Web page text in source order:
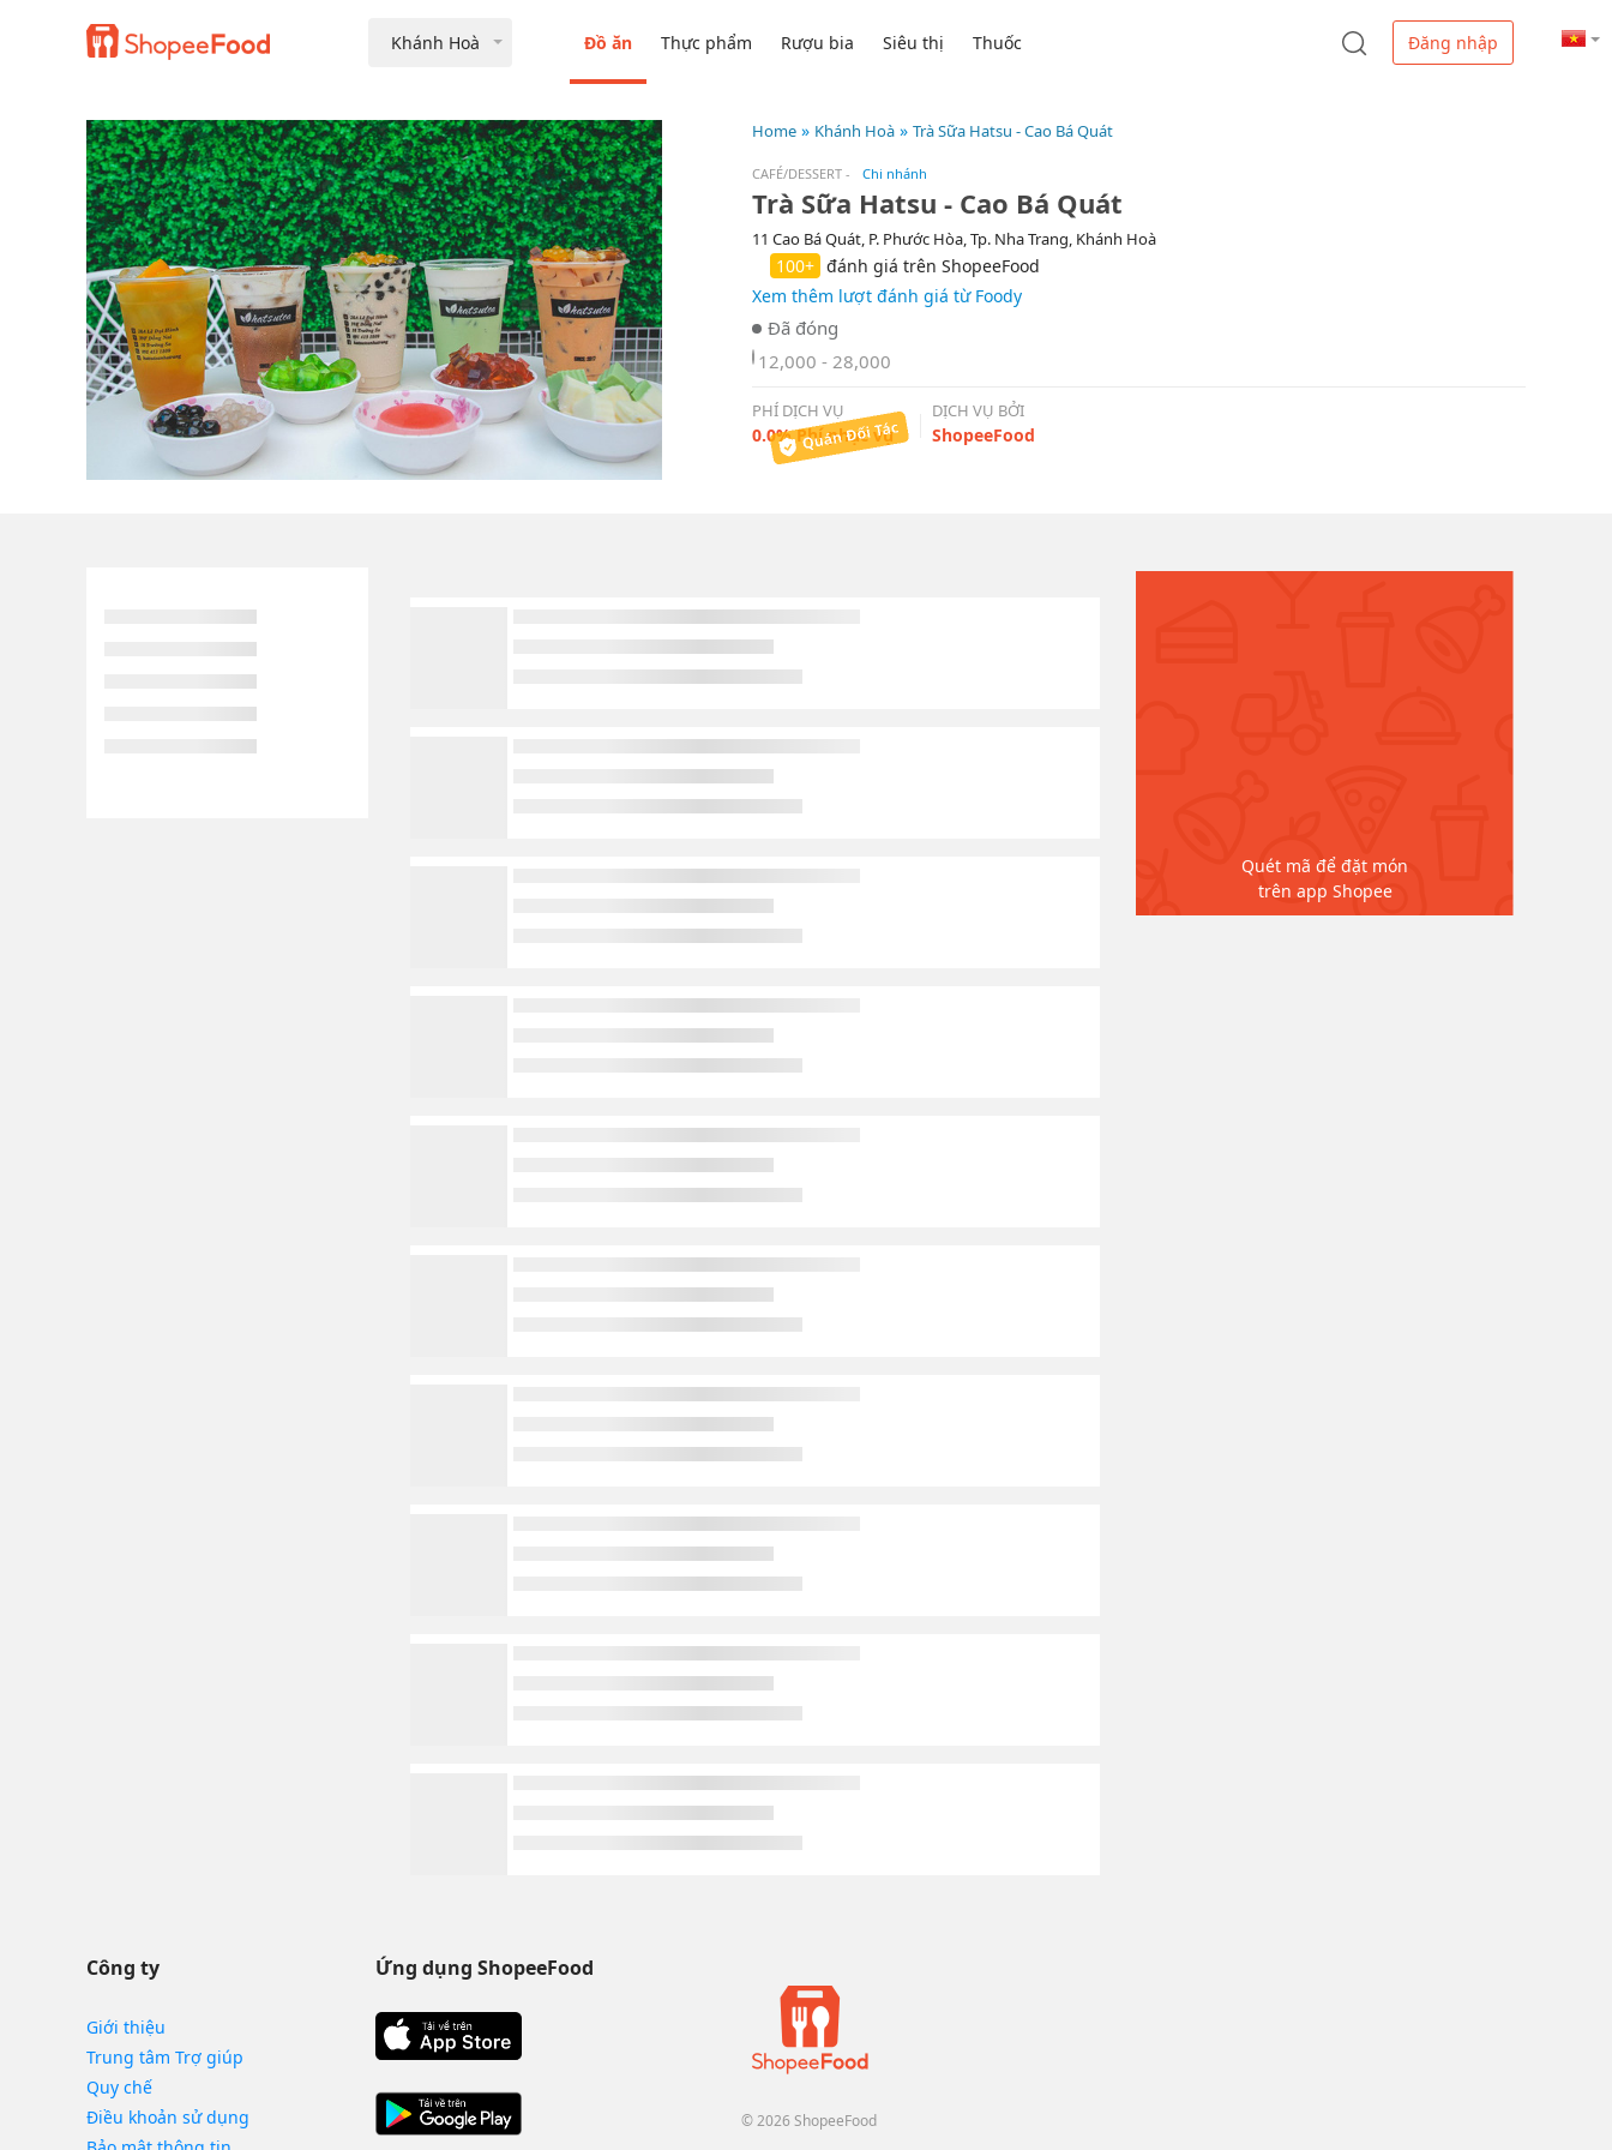
Khánh Hoà Đồ ăn Thực phẩm Rượu bia Siêu thị Thuốc Đăng nhập
Home Khánh Hoà Trà Sữa Hatsu - Cao Bá Quát
CAFÉ/DESSERT - Chi nhánh
Trà Sữa Hatsu - Cao Bá Quát
11 Cao Bá Quát, P. Phước Hòa, Tp. Nha Trang, Khánh Hoà
100+ đánh giá trên ShopeeFood
Xem thêm lượt đánh giá từ Foody
12,000 - 28,000
PHÍ DỊCH VỤ
0.0% Phí phục vụ
DỊCH VỤ BỞI
ShopeeFood
Quét mã để đặt món
trên app Shopee
Công ty
Giới thiệu
Trung tâm Trợ giúp
Quy chế
Điều khoản sử dụng
Ứng dụng ShopeeFood
© 2026 ShopeeFood